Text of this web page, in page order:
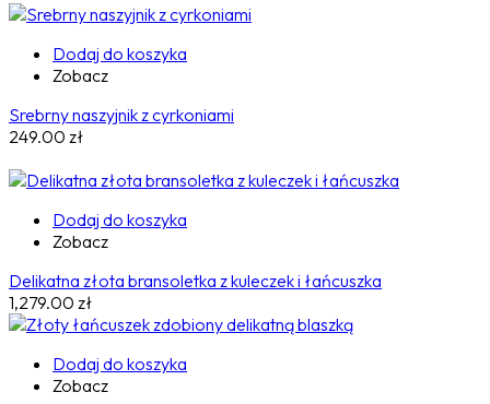
Dodaj do koszyka
Zobacz
Srebrny naszyjnik z cyrkoniami
249.00 zł
Dodaj do koszyka
Zobacz
Delikatna złota bransoletka z kuleczek i łańcuszka
1,279.00 zł
Dodaj do koszyka
Zobacz